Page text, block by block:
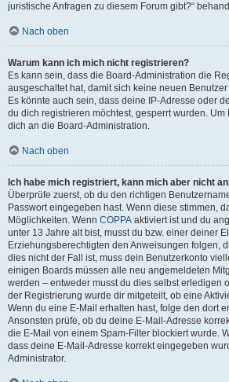
juristische Anfragen zu diesem Forum gibt?“
Nach oben
Warum kann ich mich nicht registrieren?
Es kann sein, dass die Board-Administration die
ausgeschaltet hat, damit sich keine neuen
Es könnte auch sein, dass deine IP-Adresse oder
du dich registrieren möchtest, gesperrt wurden.
dich an die Board-Administration.
Nach oben
Ich habe mich registriert, kann mich aber nicht
Überprüfe zuerst, ob du den richtigen
Passwort eingegeben hast. Wenn diese stimmen,
Möglichkeiten. Wenn COPPA aktiviert ist und du
unter 13 Jahre alt bist, musst du bzw. einer deiner
Erziehungsberechtigten den Anweisungen folgen,
dies nicht der Fall ist, muss dein Benutzerkonto
einigen Boards müssen alle neu angemeldeten
werden – entweder musst du dies selbst erledigen
der Registrierung wurde dir mitgeteilt, ob eine
Wenn du eine E-Mail erhalten hast, folge den dort
Ansonsten prüfe, ob du deine E-Mail-Adresse
die E-Mail von einem Spam-Filter blockiert wurde.
dass deine E-Mail-Adresse korrekt eingegeben
Administrator.